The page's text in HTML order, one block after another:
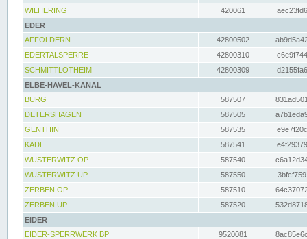
WILHERING
420061
EDER
AFFOLDERN
42800502
EDERTALSPERRE
42800310
SCHMITTLOTHEIM
42800309
ELBE-HAVEL-KANAL
BURG
587507
DETERSHAGEN
587505
GENTHIN
587535
KADE
587541
WUSTERWITZ OP
587540
WUSTERWITZ UP
587550
ZERBEN OP
587510
ZERBEN UP
587520
EIDER
EIDER-SPERRWERK BP
9520081